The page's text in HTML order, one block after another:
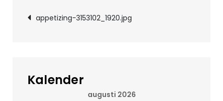
Inläggsnavigering
appetizing-3153102_1920.jpg
Kalender
augusti 2026